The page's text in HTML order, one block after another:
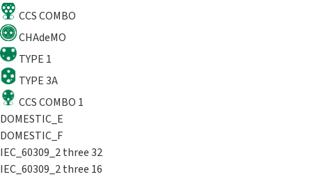
CCS COMBO
CHAdeMO
TYPE 1
TYPE 3A
CCS COMBO 1
DOMESTIC_E
DOMESTIC_F
IEC_60309_2 three 32
IEC_60309_2 three 16